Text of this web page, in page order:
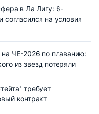
в Ла Лигу: 6-
на условия
на ЧЕ-2026 по плаванию:
из звезд потеряли
требует
контракт